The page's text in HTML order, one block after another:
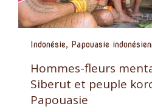
Indonésie, Papouasie
Hommes-fleurs
Siberut et peuple
Papouasie